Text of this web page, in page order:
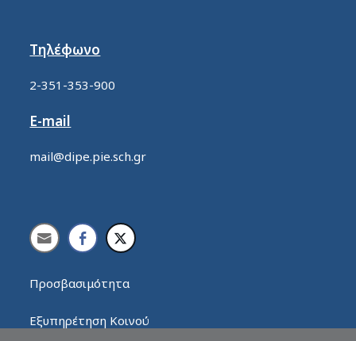
Τηλέφωνο
2-351-353-900
E-mail
mail@dipe.pie.sch.gr
Προσβασιμότητα
Εξυπηρέτηση Κοινού